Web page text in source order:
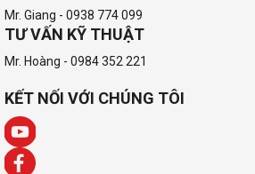
Mr. Giang - 0938 774 099
TƯ VẤN KỸ THUẬT
Mr. Hoàng - 0984 352 221
KẾT NỐI VỚI CHÚNG TÔI